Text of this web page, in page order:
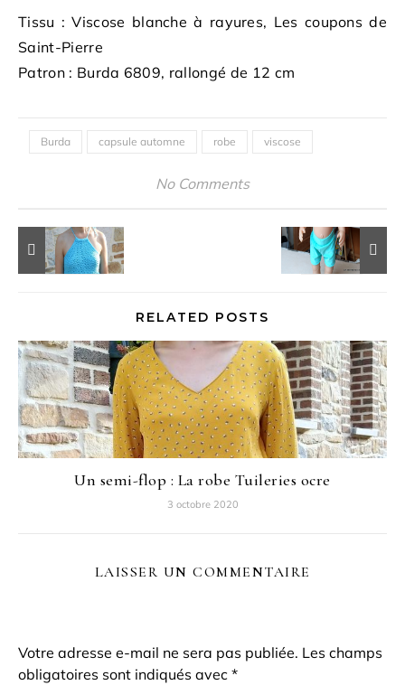
Tissu : Viscose blanche à rayures, Les coupons de
Saint-Pierre
Patron : Burda 6809, rallongé de 12 cm
Burda capsule automne robe viscose
No Comments
RELATED POSTS
Un semi-flop : La robe Tuileries ocre
3 octobre 2020
LAISSER UN COMMENTAIRE
Votre adresse e-mail ne sera pas publiée. Les champs
obligatoires sont indiqués avec *